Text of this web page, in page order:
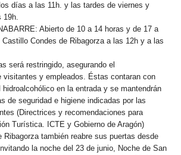
días a las 11h. y las tardes de viernes y
19h.
Abierto de 10 a 14 horas y de 17 a
Condes de Ribagorza a las 12h y a las
será restringido, asegurando el
visitantes y empleados. Éstas contaran con
en la entrada y se mantendrán
de seguridad e higiene indicadas por las
(Directrices y recomendaciones para
Turística. ICTE y Gobierno de Aragón)
Ribagorza también reabre sus puertas desde
la noche del 23 de junio, Noche de San